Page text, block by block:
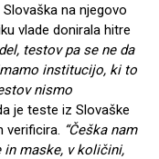
na njegovo
vlade donirala hitre
testov pa se ne da
institucijo, ki to
nismo
je teste iz Slovaške
verificira. “Češka nam
maske, v količini,